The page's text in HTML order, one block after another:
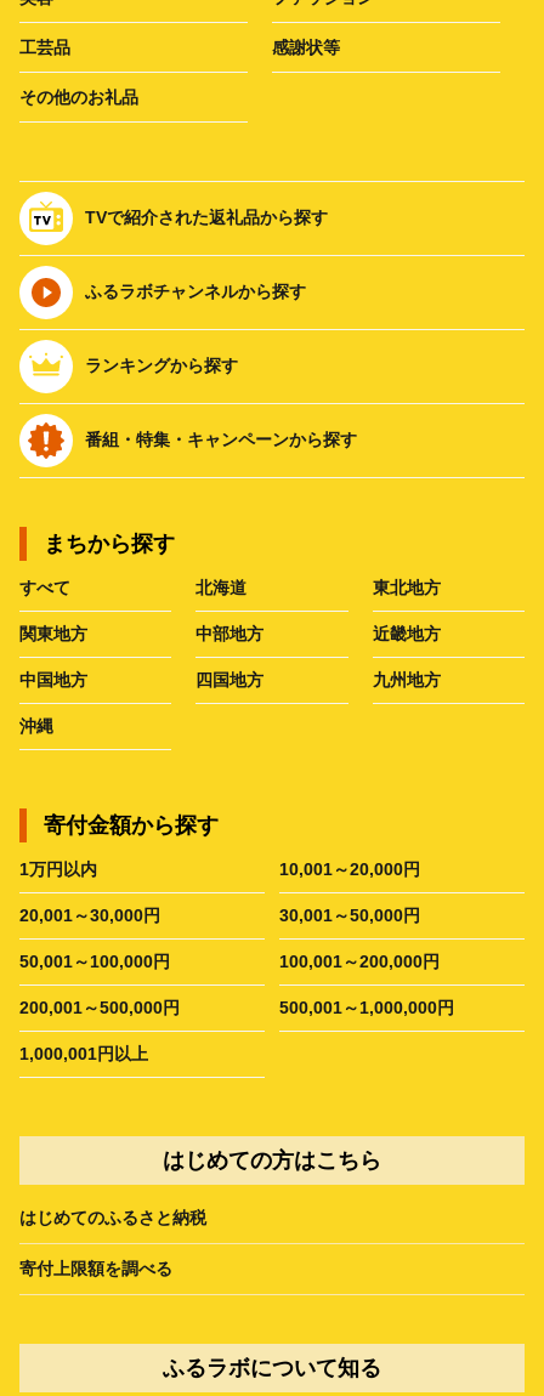
工芸品 感謝状等
その他のお礼品
TVで紹介された返礼品から探す
ふるラボチャンネルから探す
ランキングから探す
番組・特集・キャンペーンから探す
まちから探す
すべて 北海道 東北地方
関東地方 中部地方 近畿地方
中国地方 四国地方 九州地方
沖縄
寄付金額から探す
1万円以内 10,001～20,000円
20,001～30,000円 30,001～50,000円
50,001～100,000円 100,001～200,000円
200,001～500,000円 500,001～1,000,000円
1,000,001円以上
はじめての方はこちら
はじめてのふるさと納税
寄付上限額を調べる
ふるラボについて知る